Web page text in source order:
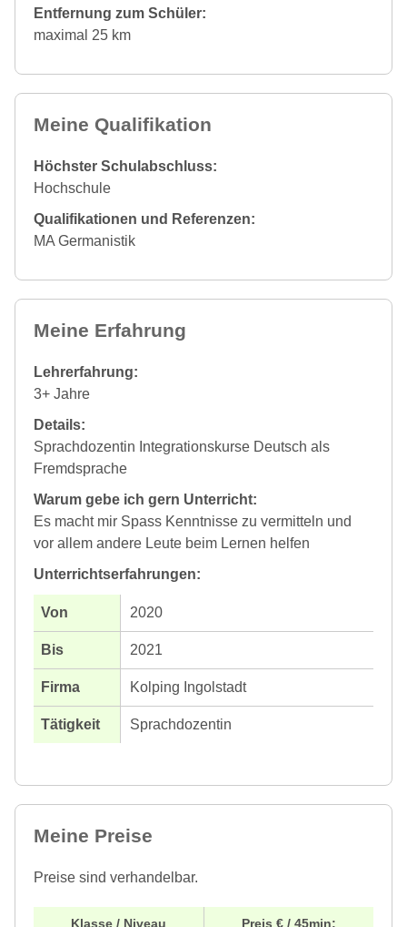
Entfernung zum Schüler:
maximal 25 km
Meine Qualifikation
Höchster Schulabschluss:
Hochschule
Qualifikationen und Referenzen:
MA Germanistik
Meine Erfahrung
Lehrerfahrung:
3+ Jahre
Details:
Sprachdozentin Integrationskurse Deutsch als
Fremdsprache
Warum gebe ich gern Unterricht:
Es macht mir Spass Kenntnisse zu vermitteln und
vor allem andere Leute beim Lernen helfen
Unterrichtserfahrungen:
2020
2021
Kolping Ingolstadt
Sprachdozentin
Meine Preise
Preise sind verhandelbar.
Klasse / Niveau Preis € / 45min: